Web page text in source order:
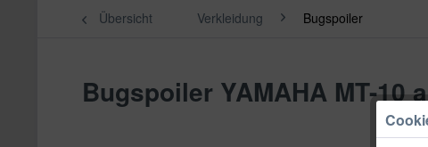
Übersicht Verkleidung Bugspoiler
Bugspoiler YAMAHA MT-10